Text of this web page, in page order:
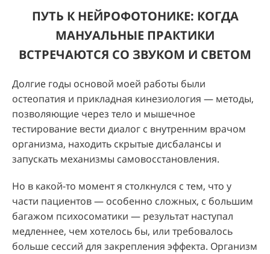
ПУТЬ К НЕЙРОФОТОНИКЕ: КОГДА
МАНУАЛЬНЫЕ ПРАКТИКИ
ВСТРЕЧАЮТСЯ СО ЗВУКОМ И СВЕТОМ
Долгие годы основой моей работы были
остеопатия и прикладная кинезиология — методы,
позволяющие через тело и мышечное
тестирование вести диалог с внутренним врачом
организма, находить скрытые дисбалансы и
запускать механизмы самовосстановления.
Но в какой-то момент я столкнулся с тем, что у
части пациентов — особенно сложных, с большим
багажом психосоматики — результат наступал
медленнее, чем хотелось бы, или требовалось
больше сессий для закрепления эффекта. Организм